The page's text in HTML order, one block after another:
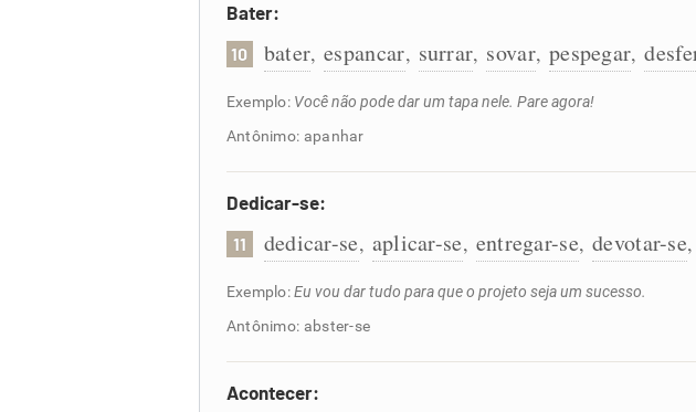
Bater:
10 bater, espancar, surrar, sovar, pespegar,
Exemplo: Você não pode dar um tapa nele. Pare agora!
Antônimo: apanhar
Dedicar-se:
11 dedicar-se, aplicar-se, entregar-se, devotar-se,
Exemplo:Eu vou dar tudo para que o projeto seja um sucesso.
Antônimo: abster-se
Acontecer: